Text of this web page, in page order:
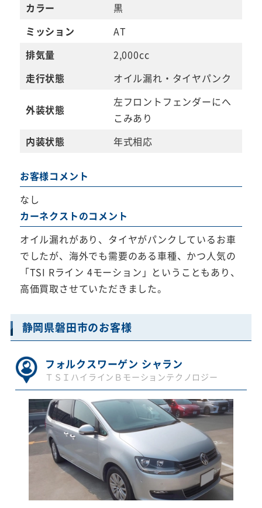
カラー
黒
ミッション
AT
排気量
2,000cc
走行状態
オイル漏れ・タイヤパンク
外装状態
左フロントフェンダーにへ
こみあり
内装状態
年式相応
お客様コメント
なし
カーネクストのコメント
オイル漏れがあり、タイヤがパンクしているお車
でしたが、海外でも需要のある車種、かつ人気の
「TSI Rライン 4モーション」ということもあり、
高価買取させていただきました。
静岡県磐田市のお客様
フォルクスワーゲン シャラン
ＴＳＩハイラインＢモーションテクノロジー